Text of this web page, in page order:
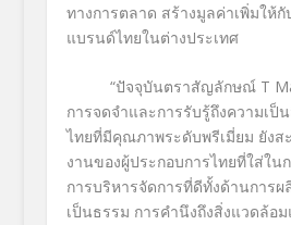
ทางการตลาด สร้างมูลค่าเพิ่มให้
แบรนด์ไทยในต่างประเทศ
“ปัจจุบันตราสัญลักษณ์ T
การจดจำและการรับรู้ถึงความเป็
ไทยที่มีคุณภาพระดับพรีเมี่ยม ยังส
งานของผู้ประกอบการไทยที่ใส่ใน
การบริหารจัดการที่ดีทั้งด้านการ
เป็นธรรม การคำนึงถึงสิ่งแวดล้อ